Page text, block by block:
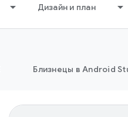
Дизайн и план
Близнецы в Android